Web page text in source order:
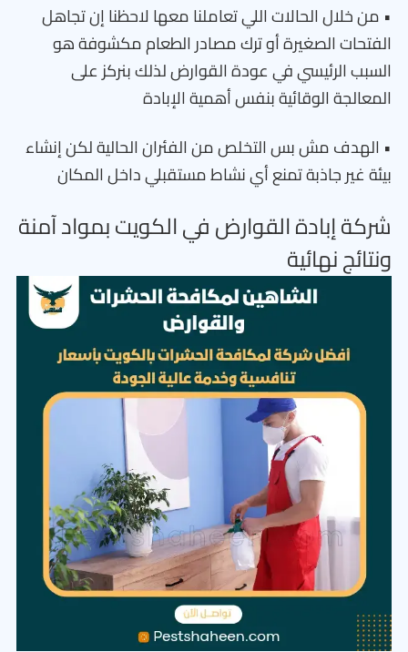
• من خلال الحالات اللي تعاملنا معها لاحظنا إن تجاهل
الفتحات الصغيرة أو ترك مصادر الطعام مكشوفة هو
السبب الرئيسي في عودة القوارض لذلك بنركز على
المعالجة الوقائية بنفس أهمية الإبادة
• الهدف مش بس التخلص من الفئران الحالية لكن إنشاء
بيئة غير جاذبة تمنع أي نشاط مستقبلي داخل المكان
شركة إبادة القوارض في الكويت بمواد آمنة
ونتائج نهائية